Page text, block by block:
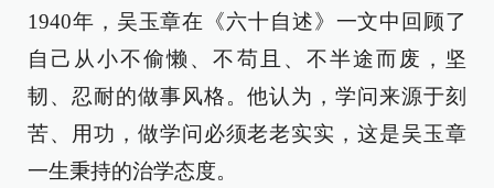
1940年，吴玉章在《六十自述》一文中回顾了
自己从小不偷懒、不苟且、不半途而废，坚
韧、忍耐的做事风格。他认为，学问来源于刻
苦、用功，做学问必须老老实实，这是吴玉章
一生秉持的治学态度。